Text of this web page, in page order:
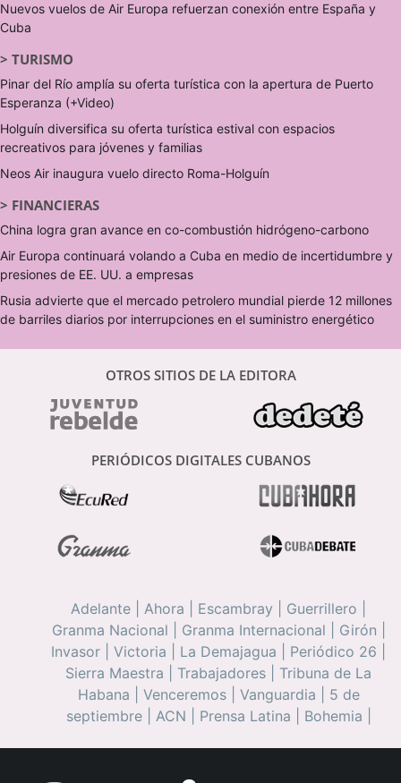
Nuevos vuelos de Air Europa refuerzan conexión entre España y
Cuba
> TURISMO
Pinar del Río amplía su oferta turística con la apertura de Puerto
Esperanza (+Video)
Holguín diversifica su oferta turística estival con espacios
recreativos para jóvenes y familias
Neos Air inaugura vuelo directo Roma-Holguín
> FINANCIERAS
China logra gran avance en co-combustión hidrógeno-carbono
Air Europa continuará volando a Cuba en medio de incertidumbre y
presiones de EE. UU. a empresas
Rusia advierte que el mercado petrolero mundial pierde 12 millones
de barriles diarios por interrupciones en el suministro energético
OTROS SITIOS DE LA EDITORA
PERIÓDICOS DIGITALES CUBANOS
Adelante Ahora Escambray Guerrillero
Granma Nacional
Granma Internacional Girón
Invasor
Victoria La Demajagua Periódico 26
Sierra Maestra
Trabajadores
Tribuna de La
Habana
Venceremos| Vanguardia
5 de
septiembre| ACN Prensa Latina Bohemia